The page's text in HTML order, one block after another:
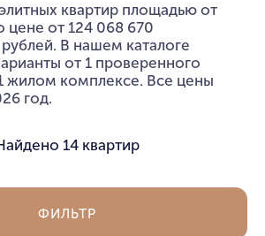
квартир площадью от
цене от 124 068 670
В нашем каталоге
от 1 проверенного
жилом комплексе. Все цены
год.
14 квартир
ФИЛЬТР